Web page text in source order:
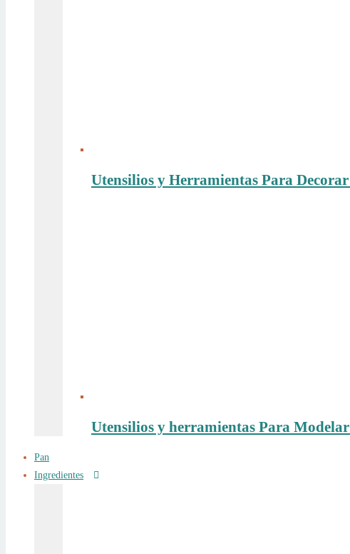
Utensilios y Herramientas Para Decorar
Utensilios y herramientas Para Modelar
Pan
Ingredientes